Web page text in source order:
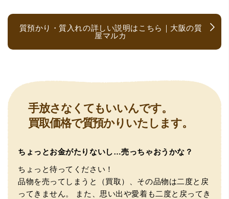
（大阪府大阪市）とても宝石に詳しく、また中古市場の仕
組みもお教えいただけ嬉しかったです。鑑別も素早く驚き
ました。宜しくお願いいたします。(楽器等、様々なジャン
ルに詳しいの流石の一言に尽きます)
質預かり・質入れの詳しい説明はこちら｜大阪の質
屋マルカ
手放さなくてもいいんです。
買取価格で質預かりいたします。
ちょっとお金がたりないし…売っちゃおうかな？
ちょっと待ってください！
品物を売ってしまうと（買取）、その品物は二度と戻
ってきません。
また、思い出や愛着も二度と戻ってき